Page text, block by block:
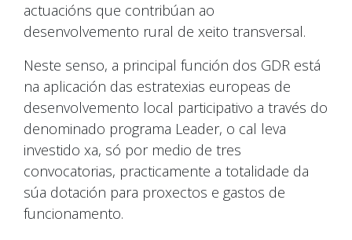
actuacións que contribúan ao
desenvolvemento rural de xeito transversal.
Neste senso, a principal función dos GDR está
na aplicación das estratexias europeas de
desenvolvemento local participativo a través do
denominado programa Leader, o cal leva
investido xa, só por medio de tres
convocatorias, practicamente a totalidade da
súa dotación para proxectos e gastos de
funcionamento.